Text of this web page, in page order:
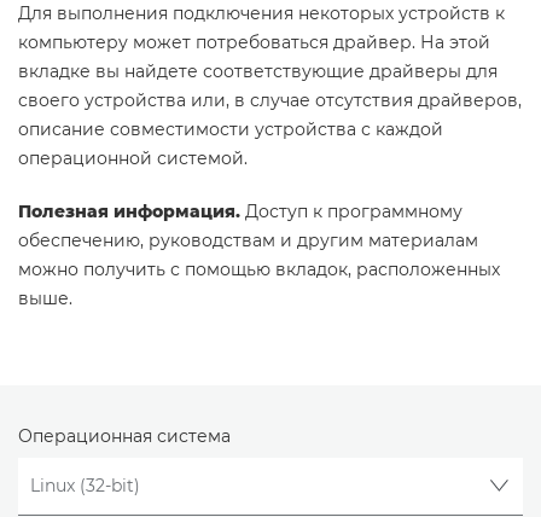
Для выполнения подключения некоторых устройств к
компьютеру может потребоваться драйвер. На этой
вкладке вы найдете соответствующие драйверы для
своего устройства или, в случае отсутствия драйверов,
описание совместимости устройства с каждой
операционной системой.
Полезная информация. Доступ к программному
обеспечению, руководствам и другим материалам
можно получить с помощью вкладок, расположенных
выше.
Операционная система